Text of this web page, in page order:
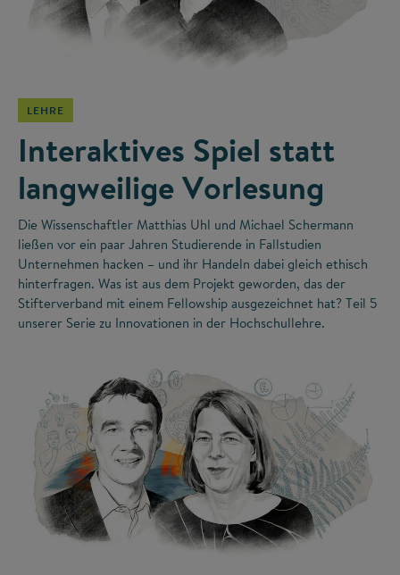
LEHRE
Interaktives Spiel statt
langweilige Vorlesung
Die Wissenschaftler Matthias Uhl und Michael Schermann
ließen vor ein paar Jahren Studierende in Fallstudien
Unternehmen hacken – und ihr Handeln dabei gleich ethisch
hinterfragen. Was ist aus dem Projekt geworden, das der
Stifterverband mit einem Fellowship ausgezeichnet hat? Teil 5
unserer Serie zu Innovationen in der Hochschullehre.